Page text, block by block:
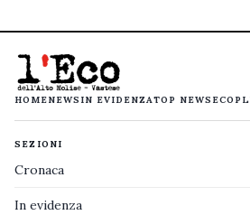
HOMENEWS IN EVIDENZATOP NEWS
SEZIONI
Cronaca
In evidenza